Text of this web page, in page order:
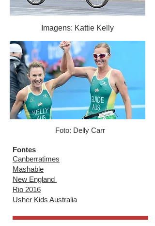
Imagens: Kattie Kelly
Foto: Delly Carr
Fontes
Canberratimes
Mashable
New England
Rio 2016
Usher Kids Australia